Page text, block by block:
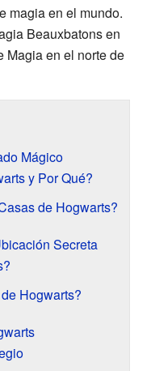
magia en el mundo.
Beauxbatons en
Magia en el norte de
Mágico
y Por Qué?
de Hogwarts?
Secreta
Hogwarts?